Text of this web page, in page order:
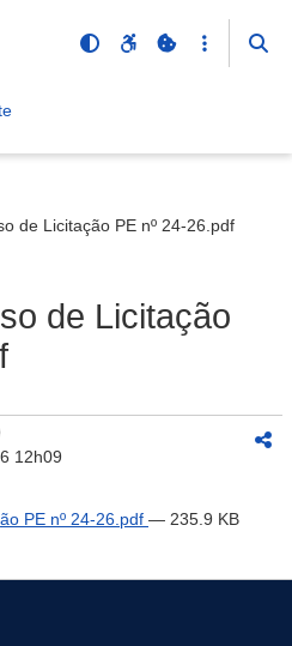
de Licitação PE nº 24-26.pdf
de Licitação
12h09
PE nº 24-26.pdf — 235.9 KB